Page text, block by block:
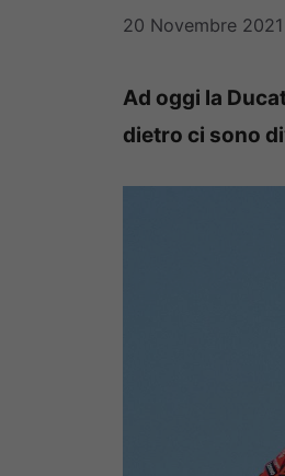
20 Novembre 2021
Ad oggi la
dietro ci sono